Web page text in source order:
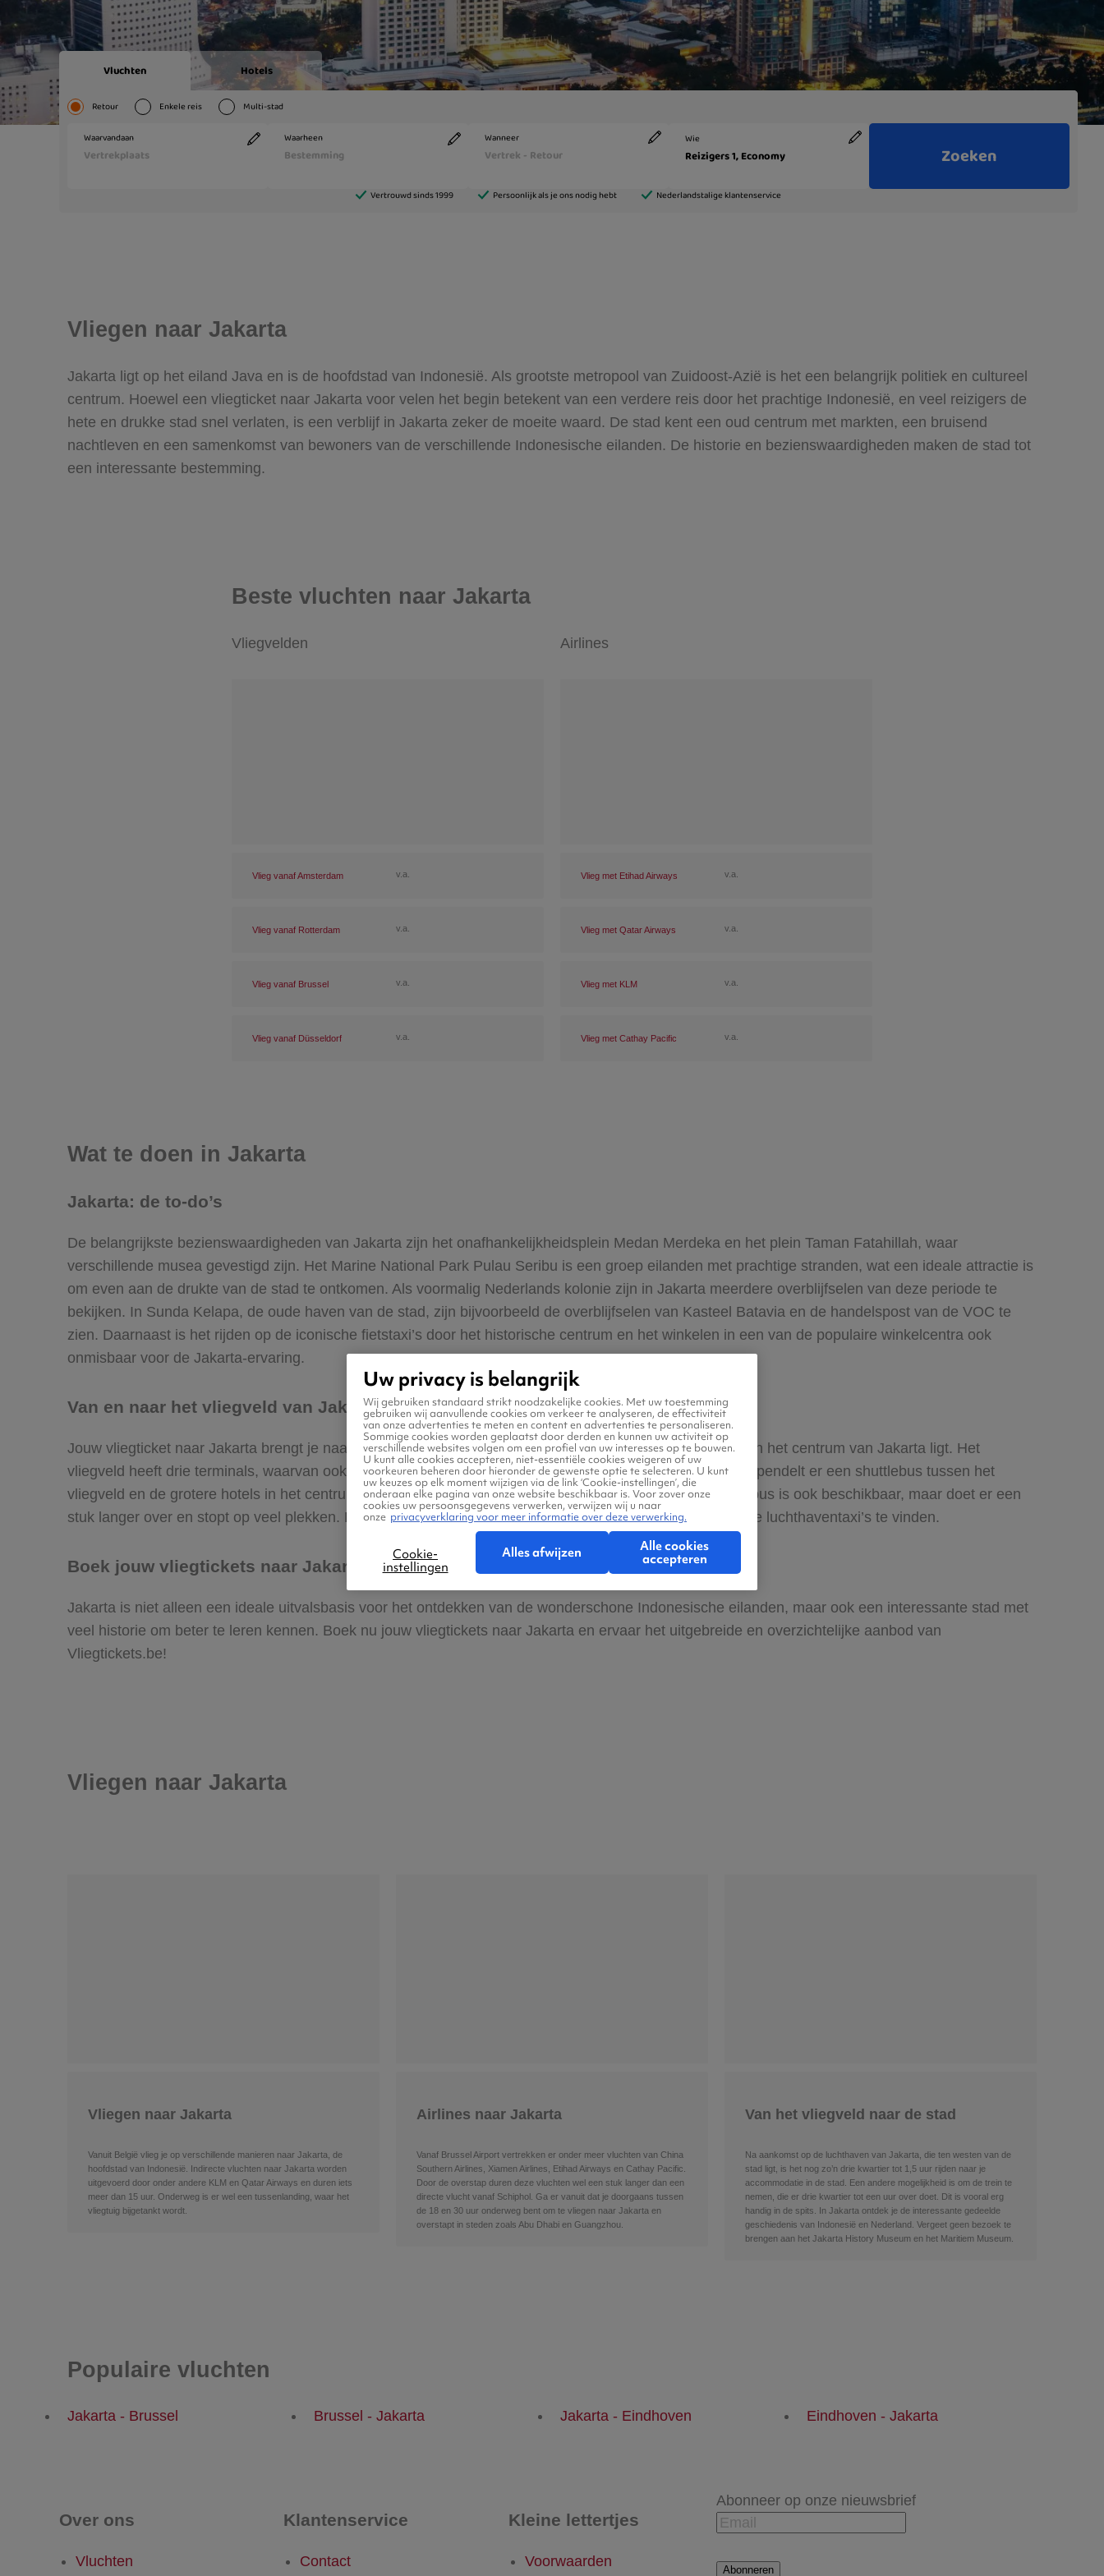
Vliegen naar Jakarta
Jakarta ligt op het eiland Java en is de hoofdstad van Indonesië. Als grootste metropool van Zuidoost-Azië is het een belangrijk politiek en cultureel
centrum. Hoewel een vliegticket naar Jakarta voor velen het begin betekent van een verdere reis door het prachtige Indonesië, en veel reizigers de
hete en drukke stad snel verlaten, is een verblijf in Jakarta zeker de moeite waard. De stad kent een oud centrum met markten, een bruisend
nachtleven en een samenkomst van bewoners van de verschillende Indonesische eilanden. De historie en bezienswaardigheden maken de stad tot
een interessante bestemming.
Beste vluchten naar Jakarta
Vliegvelden
Vlieg vanaf Amsterdam v.a.
Vlieg vanaf Rotterdam v.a.
Vlieg vanaf Brussel v.a.
Vlieg vanaf Düsseldorf v.a.
Airlines
Vlieg met Etihad Airways v.a.
Vlieg met Qatar Airways v.a.
Vlieg met KLM v.a.
Vlieg met Cathay Pacific v.a.
Wat te doen in Jakarta
Jakarta: de to-do’s
De belangrijkste bezienswaardigheden van Jakarta zijn het onafhankelijkheidsplein Medan Merdeka en het plein Taman Fatahillah, waar
verschillende musea gevestigd zijn. Het Marine National Park Pulau Seribu is een groep eilanden met prachtige stranden, wat een ideale attractie is
om even aan de drukte van de stad te ontkomen. Als voormalig Nederlands kolonie zijn in Jakarta meerdere overblijfselen van deze periode te
bekijken. In Sunda Kelapa, de oude haven van de stad, zijn bijvoorbeeld de overblijfselen van Kasteel Batavia en de handelspost van de VOC te
zien. Daarnaast is het rijden op de iconische fietstaxi’s door het historische centrum en het winkelen in een van de populaire winkelcentra ook
onmisbaar voor de Jakarta-ervaring.
Van en naar het vliegveld van Jakarta
Jouw vliegticket naar Jakarta brengt je naar het Soekarno-Hatta vliegveld, dat 20 kilometer ten westen van het centrum van Jakarta ligt. Het
vliegveld heeft drie terminals, waarvan ook de binnenlandse vluchten vertrekken en aankomen. Ieder uur pendelt er een shuttlebus tussen het
vliegveld en de grotere hotels in het centrum. Deze doet er tussen de 30 en 50 minuten over. Een lokale bus is ook beschikbaar, maar doet er een
stuk langer over en stopt op veel plekken. Een goed alternatief is een taxi, buiten het vliegveld zijn officiële luchthaventaxi’s te vinden.
Boek jouw vliegtickets naar Jakarta
Jakarta is niet alleen een ideale uitvalsbasis voor het ontdekken van de wonderschone Indonesische eilanden, maar ook een interessante stad met
veel historie om beter te leren kennen. Boek nu jouw vliegtickets naar Jakarta en ervaar het uitgebreide en overzichtelijke aanbod van
Vliegtickets.be!
Vliegen naar Jakarta
Vliegen naar Jakarta
Vanuit België vlieg je op verschillende manieren naar Jakarta, de
hoofdstad van Indonesië. Indirecte vluchten naar Jakarta worden
uitgevoerd door onder andere KLM en Qatar Airways en duren iets
meer dan 15 uur. Onderweg is er wel een tussenlanding, waar het
vliegtuig bijgetankt wordt.
Airlines naar Jakarta
Vanaf Brussel Airport vertrekken er onder meer vluchten van China
Southern Airlines, Xiamen Airlines, Etihad Airways en Cathay Pacific.
Door de overstap duren deze vluchten wel een stuk langer dan een
directe vlucht vanaf Schiphol. Ga er vanuit dat je doorgaans tussen
de 18 en 30 uur onderweg bent om te vliegen naar Jakarta en
overstapt in steden zoals Abu Dhabi en Guangzhou.
Van het vliegveld naar de stad
Na aankomst op de luchthaven van Jakarta, die ten westen van de
stad ligt, is het nog zo’n drie kwartier tot 1,5 uur rijden naar je
accommodatie in de stad. Een andere mogelijkheid is om de trein te
nemen, die er drie kwartier tot een uur over doet. Dit is vooral erg
handig in de spits. In Jakarta ontdek je de interessante gedeelde
geschiedenis van Indonesië en Nederland. Vergeet geen bezoek te
brengen aan het Jakarta History Museum en het Maritiem Museum.
Populaire vluchten
Jakarta - Brussel Brussel - Jakarta Jakarta - Eindhoven Eindhoven - Jakarta
Over ons
Vluchten
Klantenservice
Contact
Kleine lettertjes
Voorwaarden
Abonneer op onze nieuwsbrief
Abonneren
Uw privacy is belangrijk
Wij gebruiken standaard strikt noodzakelijke cookies. Met uw toestemming
gebruiken wij aanvullende cookies om verkeer te analyseren, de effectiviteit
van onze advertenties te meten en content en advertenties te personaliseren.
Sommige cookies worden geplaatst door derden en kunnen uw activiteit op
verschillende websites volgen om een profiel van uw interesses op te bouwen.
U kunt alle cookies accepteren, niet-essentiële cookies weigeren of uw
voorkeuren beheren door hieronder de gewenste optie te selecteren. U kunt
uw keuzes op elk moment wijzigen via de link ‘Cookie-instellingen’, die
onderaan elke pagina van onze website beschikbaar is. Voor zover onze
cookies uw persoonsgegevens verwerken, verwijzen wij u naar
onze privacyverklaring voor meer informatie over deze verwerking.
Cookie-
instellingen
Alles afwijzen
Alle cookies
accepteren